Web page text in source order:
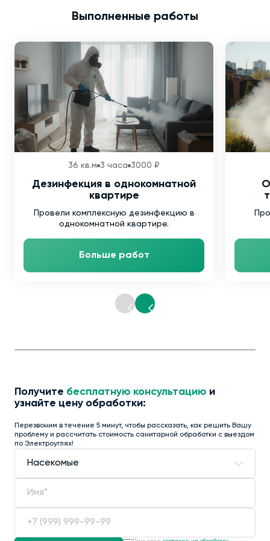
Выполненные работы
36 кв.м 3 часа 3000 ₽
Дезинфекция в однокомнатной
квартире
Провели комплексную дезинфекцию в
однокомнатной квартире.
Больше работ
Получите бесплатную консультацию и
узнайте цену обработки:
Перезвоним в течение 5 минут, чтобы рассказать, как решить Вашу
проблему и рассчитать стоимость санитарной обработки с выездом
по Электроуглях!